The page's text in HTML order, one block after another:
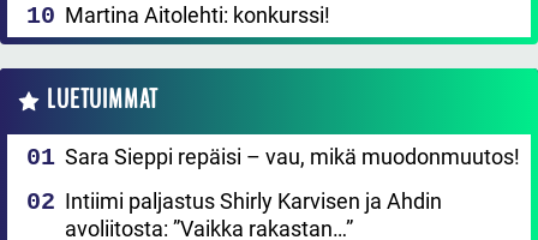
Martina Aitolehti: konkurssi!
LUETUIMMAT
Sara Sieppi repäisi – vau, mikä muodonmuutos!
Intiimi paljastus Shirly Karvisen ja Ahdin
avoliitosta: ”Vaikka rakastan…”